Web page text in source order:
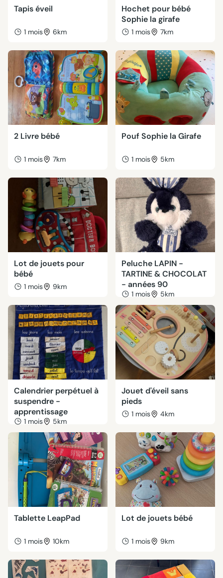
Tapis éveil
1 mois 6km
Hochet pour bébé
Sophie la girafe
1 mois 7km
2 Livre bébé
1 mois 7km
Pouf Sophie la Girafe
1 mois 5km
Lot de jouets pour
bébé
1 mois 9km
Peluche LAPIN -
TARTINE & CHOCOLAT
- années 90
1 mois 5km
Calendrier perpétuel à
suspendre -
apprentissage
1 mois 5km
Jouet d'éveil sans
pieds
1 mois 4km
Tablette LeapPad
1 mois 10km
Lot de jouets bébé
1 mois 9km